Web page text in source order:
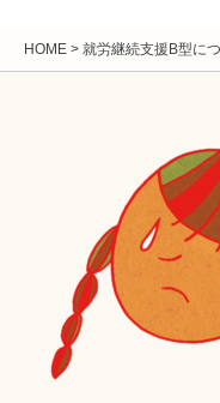
HOME > 就労継続支援B型に